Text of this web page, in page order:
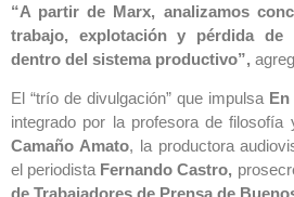
“A partir de Marx, analizamos
trabajo, explotación y pérdida de
dentro del sistema productivo”,
El “trío de divulgación” que impulsa
integrado por la profesora de filosofía
Camaño Amato, la productora
el periodista Fernando Castro,